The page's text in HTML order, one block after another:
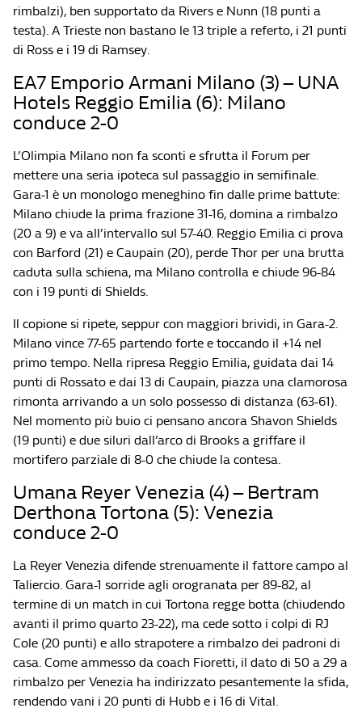
rimbalzi), ben supportato da Rivers e Nunn (18 punti a
testa). A Trieste non bastano le 13 triple a referto, i 21 punti
di Ross e i 19 di Ramsey.
EA7 Emporio Armani Milano (3) – UNA
Hotels Reggio Emilia (6): Milano
conduce 2-0
L’Olimpia Milano non fa sconti e sfrutta il Forum per
mettere una seria ipoteca sul passaggio in semifinale.
Gara-1 è un monologo meneghino fin dalle prime battute:
Milano chiude la prima frazione 31-16, domina a rimbalzo
(20 a 9) e va all’intervallo sul 57-40. Reggio Emilia ci prova
con Barford (21) e Caupain (20), perde Thor per una brutta
caduta sulla schiena, ma Milano controlla e chiude 96-84
con i 19 punti di Shields.
Il copione si ripete, seppur con maggiori brividi, in Gara-2.
Milano vince 77-65 partendo forte e toccando il +14 nel
primo tempo. Nella ripresa Reggio Emilia, guidata dai 14
punti di Rossato e dai 13 di Caupain, piazza una clamorosa
rimonta arrivando a un solo possesso di distanza (63-61).
Nel momento più buio ci pensano ancora Shavon Shields
(19 punti) e due siluri dall’arco di Brooks a griffare il
mortifero parziale di 8-0 che chiude la contesa.
Umana Reyer Venezia (4) – Bertram
Derthona Tortona (5): Venezia
conduce 2-0
La Reyer Venezia difende strenuamente il fattore campo al
Taliercio. Gara-1 sorride agli orogranata per 89-82, al
termine di un match in cui Tortona regge botta (chiudendo
avanti il primo quarto 23-22), ma cede sotto i colpi di RJ
Cole (20 punti) e allo strapotere a rimbalzo dei padroni di
casa. Come ammesso da coach Fioretti, il dato di 50 a 29 a
rimbalzo per Venezia ha indirizzato pesantemente la sfida,
rendendo vani i 20 punti di Hubb e i 16 di Vital.